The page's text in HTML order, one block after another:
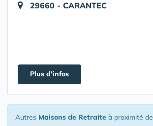
29660 - CARANTEC
Plus d'infos
Autres Maisons de Retraite à proximité de